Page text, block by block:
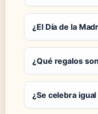
¿El Día de la
¿Qué regalos
¿Se celebra